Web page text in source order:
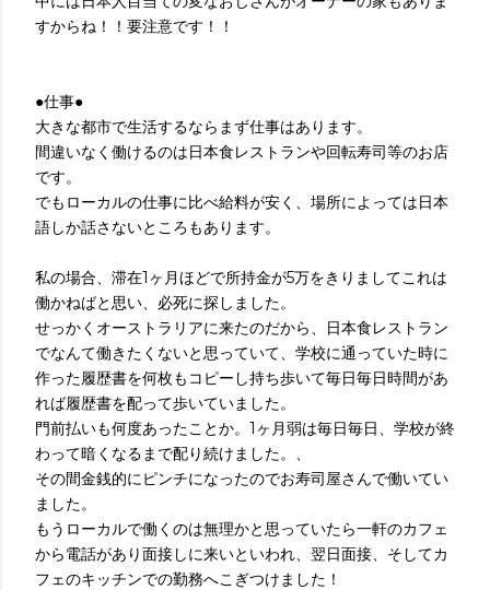
すからね！！要注意です！！
●仕事●
大きな都市で生活するならまず仕事はあります。
間違いなく働けるのは日本食レストランや回転寿司等のお店
です。
でもローカルの仕事に比べ給料が安く、場所によっては日本
語しか話さないところもあります。
私の場合、滞在1ヶ月ほどで所持金が5万をきりましてこれは
働かねばと思い、必死に探しました。
せっかくオーストラリアに来たのだから、日本食レストラン
でなんて働きたくないと思っていて、学校に通っていた時に
作った履歴書を何枚もコピーし持ち歩いて毎日毎日時間があ
れば履歴書を配って歩いていました。
門前払いも何度あったことか。1ヶ月弱は毎日毎日、学校が終
わって暗くなるまで配り続けました。、
その間金銭的にピンチになったのでお寿司屋さんで働いてい
ました。
もうローカルで働くのは無理かと思っていたら一軒のカフェ
から電話があり面接しに来いといわれ、翌日面接、そしてカ
フェのキッチンでの勤務へこぎつけました！